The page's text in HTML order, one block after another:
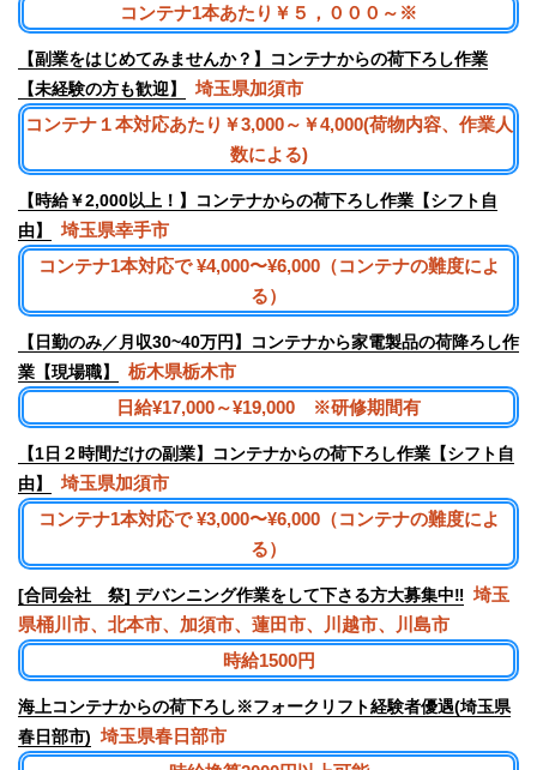
コンテナ1本あたり￥５，０００～※
【副業をはじめてみませんか？】コンテナからの荷下ろし作業
【未経験の方も歓迎】
埼玉県加須市
コンテナ１本対応あたり￥3,000～￥4,000(荷物内容、作業人
数による)
【時給￥2,000以上！】コンテナからの荷下ろし作業【シフト自
由】
埼玉県幸手市
コンテナ1本対応で ¥4,000〜¥6,000（コンテナの難度によ
る）
【日勤のみ／月収30~40万円】コンテナから家電製品の荷降ろし作
業【現場職】
栃木県栃木市
日給¥17,000～¥19,000 ※研修期間有
【1日２時間だけの副業】コンテナからの荷下ろし作業【シフト自
由】
埼玉県加須市
コンテナ1本対応で ¥3,000〜¥6,000（コンテナの難度によ
る）
[合同会社 祭] デバンニング作業をして下さる方大募集中‼︎ 埼玉
県桶川市、北本市、加須市、蓮田市、川越市、川島市
時給1500円
海上コンテナからの荷下ろし※フォークリフト経験者優遇(埼玉県
春日部市) 埼玉県春日部市